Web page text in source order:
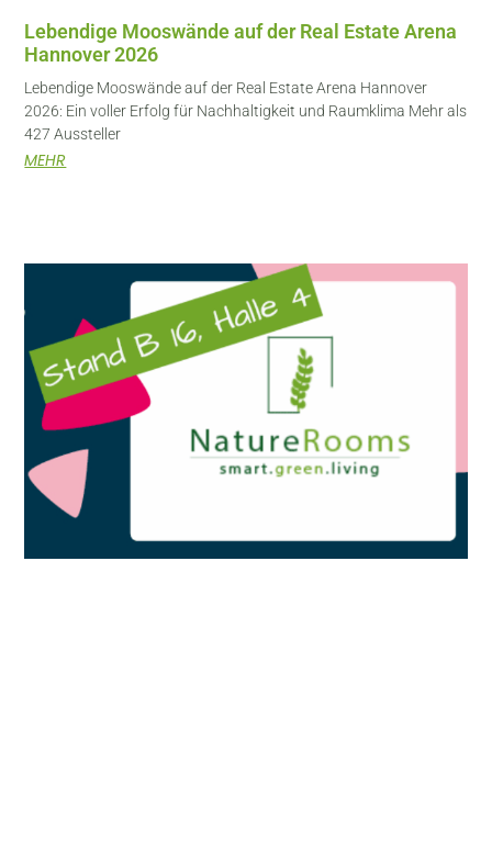
Lebendige Mooswände auf der Real Estate Arena
Hannover 2026
Lebendige Mooswände auf der Real Estate Arena Hannover
2026: Ein voller Erfolg für Nachhaltigkeit und Raumklima Mehr als
427 Aussteller
MEHR